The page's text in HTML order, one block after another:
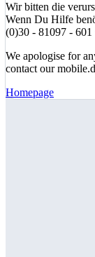
Wir bitten die
Wenn Du Hilfe
(0)30 - 81097 -
We apologise for
contact our
Homepage